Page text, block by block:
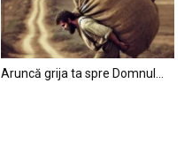
Aruncă grija ta spre Domnul…